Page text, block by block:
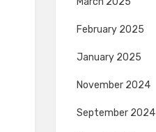
February 2025
January 2025
November 2024
September 2024